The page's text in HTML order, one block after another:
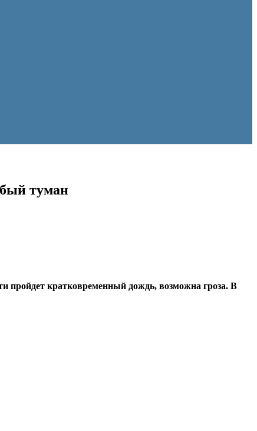
туман
пройдет кратковременный дождь, возможна гроза. В